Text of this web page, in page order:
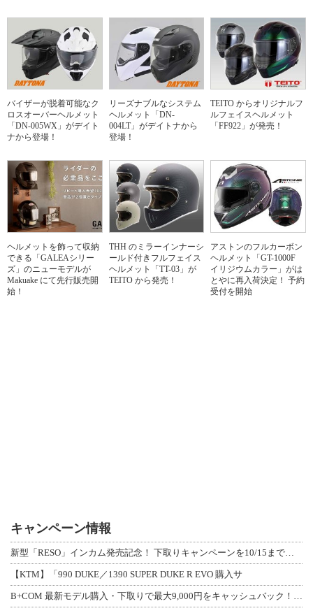
バイザーが脱着可能なク
ロスオーバーヘルメット
「DN-005WX」がデイト
ナから登場！
リーズナブルなシステム
ヘルメット「DN-
004LT」がデイトナから
登場！
TEITO からオリジナルフ
ルフェイスヘルメット
「FF922」が発売！
ヘルメットを飾って収納
できる「GALEAシリー
ズ」のニューモデルが
Makuake にて先行販売開
始！
THH のミラーインナーシ
ールド付きフルフェイス
ヘルメット「TT-03」が
TEITO から発売！
アストンのフルカーボン
ヘルメット「GT-1000F
イリジウムカラー」がは
とやに再入荷決定！ 予約
受付を開始
キャンペーン情報
【KTM】「990 DUKE／1390 SUPER DUKE R EVO 購入サ